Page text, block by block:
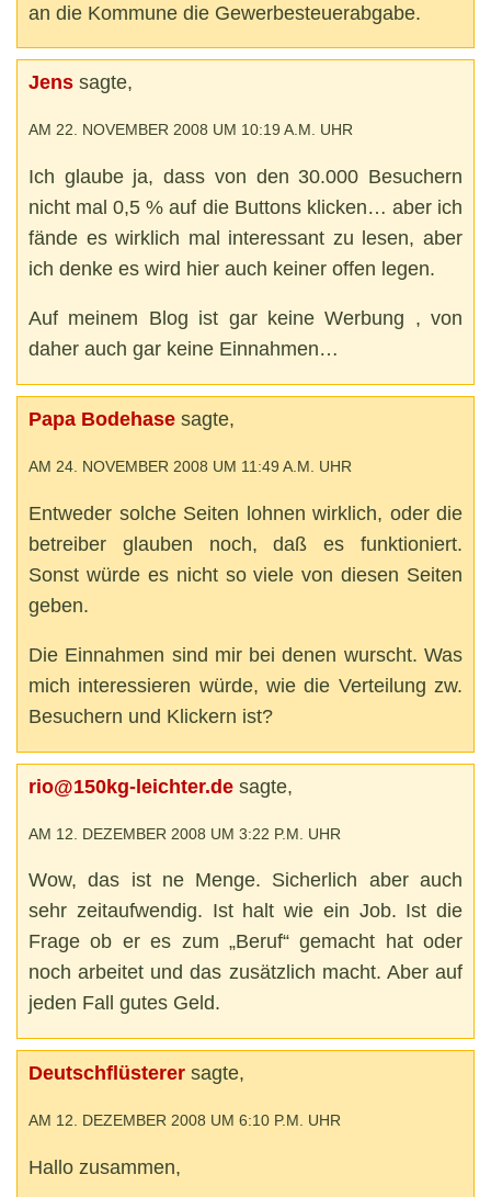
an die Kommune die Gewerbesteuerabgabe.
Jens sagte,
AM 22. NOVEMBER 2008 UM 10:19 A.M. UHR
Ich glaube ja, dass von den 30.000 Besuchern
nicht mal 0,5 % auf die Buttons klicken… aber ich
fände es wirklich mal interessant zu lesen, aber
ich denke es wird hier auch keiner offen legen.
Auf meinem Blog ist gar keine Werbung , von
daher auch gar keine Einnahmen…
Papa Bodehase sagte,
AM 24. NOVEMBER 2008 UM 11:49 A.M. UHR
Entweder solche Seiten lohnen wirklich, oder die
betreiber glauben noch, daß es funktioniert.
Sonst würde es nicht so viele von diesen Seiten
geben.
Die Einnahmen sind mir bei denen wurscht. Was
mich interessieren würde, wie die Verteilung zw.
Besuchern und Klickern ist?
rio@150kg-leichter.de sagte,
AM 12. DEZEMBER 2008 UM 3:22 P.M. UHR
Wow, das ist ne Menge. Sicherlich aber auch
sehr zeitaufwendig. Ist halt wie ein Job. Ist die
Frage ob er es zum „Beruf“ gemacht hat oder
noch arbeitet und das zusätzlich macht. Aber auf
jeden Fall gutes Geld.
Deutschflüsterer sagte,
AM 12. DEZEMBER 2008 UM 6:10 P.M. UHR
Hallo zusammen,